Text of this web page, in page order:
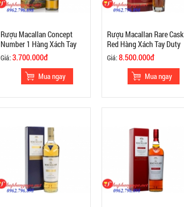
Rượu Macallan Concept
Number 1 Hàng Xách Tay
Duty Free
Giá:3.700.000đ
Rượu Macallan Rare Cask
Red Hàng Xách Tay Duty
Free
Giá:8.500.000đ